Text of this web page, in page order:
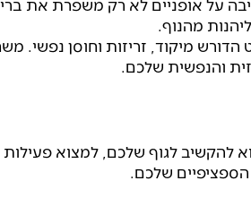
על אופניים לא רק משפרת את
מהנוף.
הדורש מיקוד, זריזות וחוסן נפשי.
והנפשית שלכם.
להקשיב לגוף שלכם, למצוא
שלכם.